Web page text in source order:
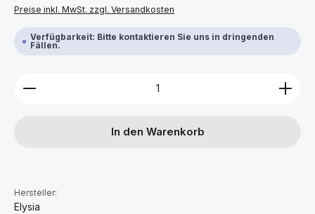
Preise inkl. MwSt. zzgl. Versandkosten
Verfügbarkeit: Bitte kontaktieren Sie uns in dringenden
Fällen.
Produkt Anzahl: Gib den gewünschten Wert ein
In den Warenkorb
Hersteller:
Elysia